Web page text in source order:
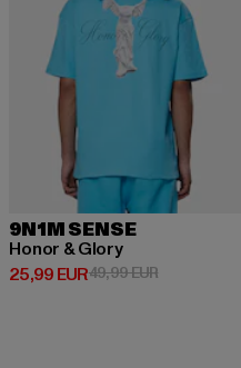
9N1M SENSE
Honor & Glory
25,99 EUR
Ajankohtainen hinta: 25,99 EUR
49,99 EUR